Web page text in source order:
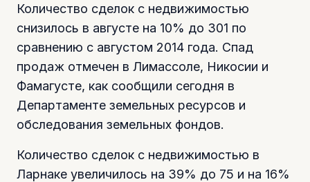
Количество сделок с недвижимостью
снизилось в августе на 10% до 301 по
сравнению с августом 2014 года. Спад
продаж отмечен в Лимассоле, Никосии и
Фамагусте, как сообщили сегодня в
Департаменте земельных ресурсов и
обследования земельных фондов.
Количество сделок с недвижимостью в
Ларнаке увеличилось на 39% до 75 и на 16%